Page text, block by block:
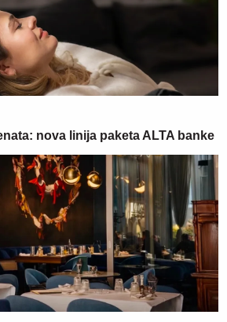
nova linija paketa ALTA banke